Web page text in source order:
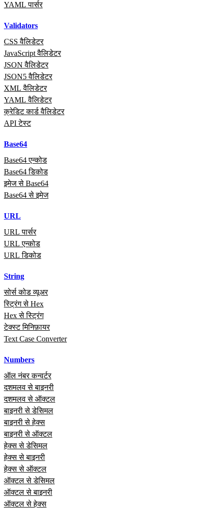
YAML पार्सर
Validators
CSS वैलिडेटर
JavaScript वैलिडेटर
JSON वैलिडेटर
JSON5 वैलिडेटर
XML वैलिडेटर
YAML वैलिडेटर
क्रेडिट कार्ड वैलिडेटर
API टेस्ट
Base64
Base64 एन्कोड
Base64 डिकोड
इमेज से Base64
Base64 से इमेज
URL
URL पार्सर
URL एन्कोड
URL डिकोड
String
सोर्स कोड व्यूअर
स्ट्रिंग से Hex
Hex से स्ट्रिंग
टेक्स्ट मिनिफ़ायर
Text Case Converter
Numbers
ऑल नंबर कन्वर्टर
दशमलव से बाइनरी
दशमलव से ऑक्टल
बाइनरी से डेसिमल
बाइनरी से हेक्स
बाइनरी से ऑक्टल
हेक्स से डेसिमल
हेक्स से बाइनरी
हेक्स से ऑक्टल
ऑक्टल से डेसिमल
ऑक्टल से बाइनरी
ऑक्टल से हेक्स